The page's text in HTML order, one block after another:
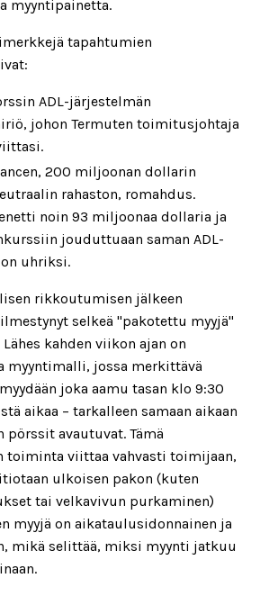
myyntipainetta.
tapahtumien
ADL-järjestelmän
johon Termuten toimitusjohtaja
200 miljoonan dollarin
rahaston, romahdus.
noin 93 miljoonaa dollaria ja
jouduttuaan saman ADL-
uhriksi.
rikkoutumisen jälkeen
selkeä "pakotettu myyjä"
Lähes kahden viikon ajan on
myyntimalli, jossa merkittävä
joka aamu tasan klo 9:30
aikaa – tarkalleen samaan aikaan
pörssit avautuvat. Tämä
toiminta viittaa vahvasti toimijaan,
ulkoisen pakon (kuten
tai velkavivun purkaminen)
myyjä on aikataulusidonnainen ja
mikä selittää, miksi myynti jatkuu